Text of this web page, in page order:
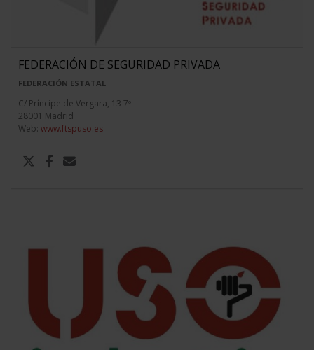
FEDERACIÓN DE SEGURIDAD PRIVADA
FEDERACIÓN ESTATAL
C/ Príncipe de Vergara, 13 7º
28001 Madrid
Web: www.ftspuso.es